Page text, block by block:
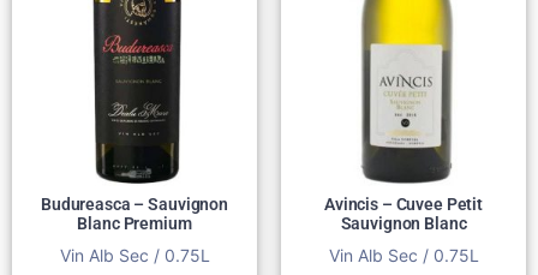
Budureasca – Sauvignon
Blanc Premium
Vin Alb Sec / 0.75L
Avincis – Cuvee Petit
Sauvignon Blanc
Vin Alb Sec / 0.75L